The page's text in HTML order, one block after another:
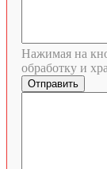
Нажимая на
обработку и